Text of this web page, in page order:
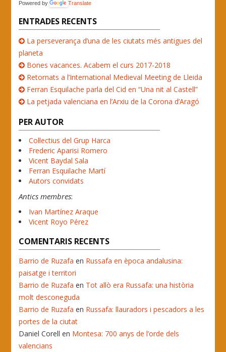
Powered by Translate
ENTRADES RECENTS
La perseverança d’una de les ciutats més antigues del
planeta
Bones vacances. Acabem el curs 2017-2018
Retornats a l’International Medieval Meeting de Lleida
Ferran Esquilache parla del Cid en “Una nit al Castell”
La petjada valenciana en l’Arxiu de la Corona d’Aragó
PER AUTOR
Col·lectius del Grup Harca
Frederic Aparisi Romero
Vicent Baydal Sala
Ferran Esquilache Martí
Autors convidats
Antics membres:
Ivan Martínez Araque
Vicent Royo Pérez
COMENTARIS RECENTS
Barrio de Ruzafa en Russafa en època andalusina:
paisatge i territori
Barrio de Ruzafa en Tot allò era Russafa: una història
molt desconeguda
Barrio de Ruzafa en Russafa: llauradors i pescadors a les
portes de la ciutat
Daniel Corell en Montesa: 700 anys de l’orde dels
valencians